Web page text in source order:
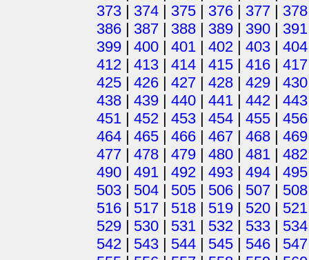
373 | 374 | 375 | 376 | 377 | 378
386 | 387 | 388 | 389 | 390 | 391
399 | 400 | 401 | 402 | 403 | 404
412 | 413 | 414 | 415 | 416 | 417
425 | 426 | 427 | 428 | 429 | 430
438 | 439 | 440 | 441 | 442 | 443
451 | 452 | 453 | 454 | 455 | 456
464 | 465 | 466 | 467 | 468 | 469
477 | 478 | 479 | 480 | 481 | 482
490 | 491 | 492 | 493 | 494 | 495
503 | 504 | 505 | 506 | 507 | 508
516 | 517 | 518 | 519 | 520 | 521
529 | 530 | 531 | 532 | 533 | 534
542 | 543 | 544 | 545 | 546 | 547